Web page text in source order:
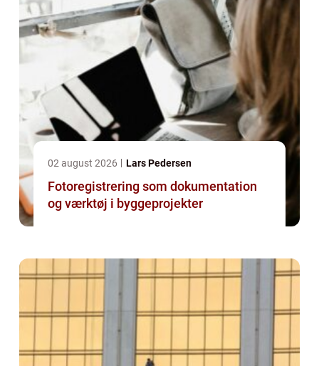
02 august 2026 Lars Pedersen
Fotoregistrering som dokumentation
og værktøj i byggeprojekter